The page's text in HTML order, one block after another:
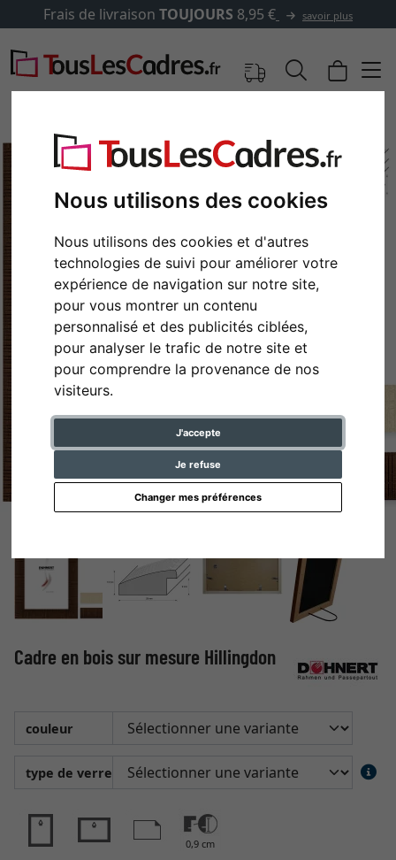
Nous utilisons des cookies
Nous utilisons des cookies et d'autres
technologies de suivi pour améliorer votre
expérience de navigation sur notre site,
pour vous montrer un contenu
personnalisé et des publicités ciblées,
pour analyser le trafic de notre site et
pour comprendre la provenance de nos
visiteurs.
J'accepte
Je refuse
Changer mes préférences
Frais de livraison TOUJOURS 8,95 € savoir plus
Retour
Cadre en bois sur mesure Hillingdon
couleur
type de verre
0,9 cm